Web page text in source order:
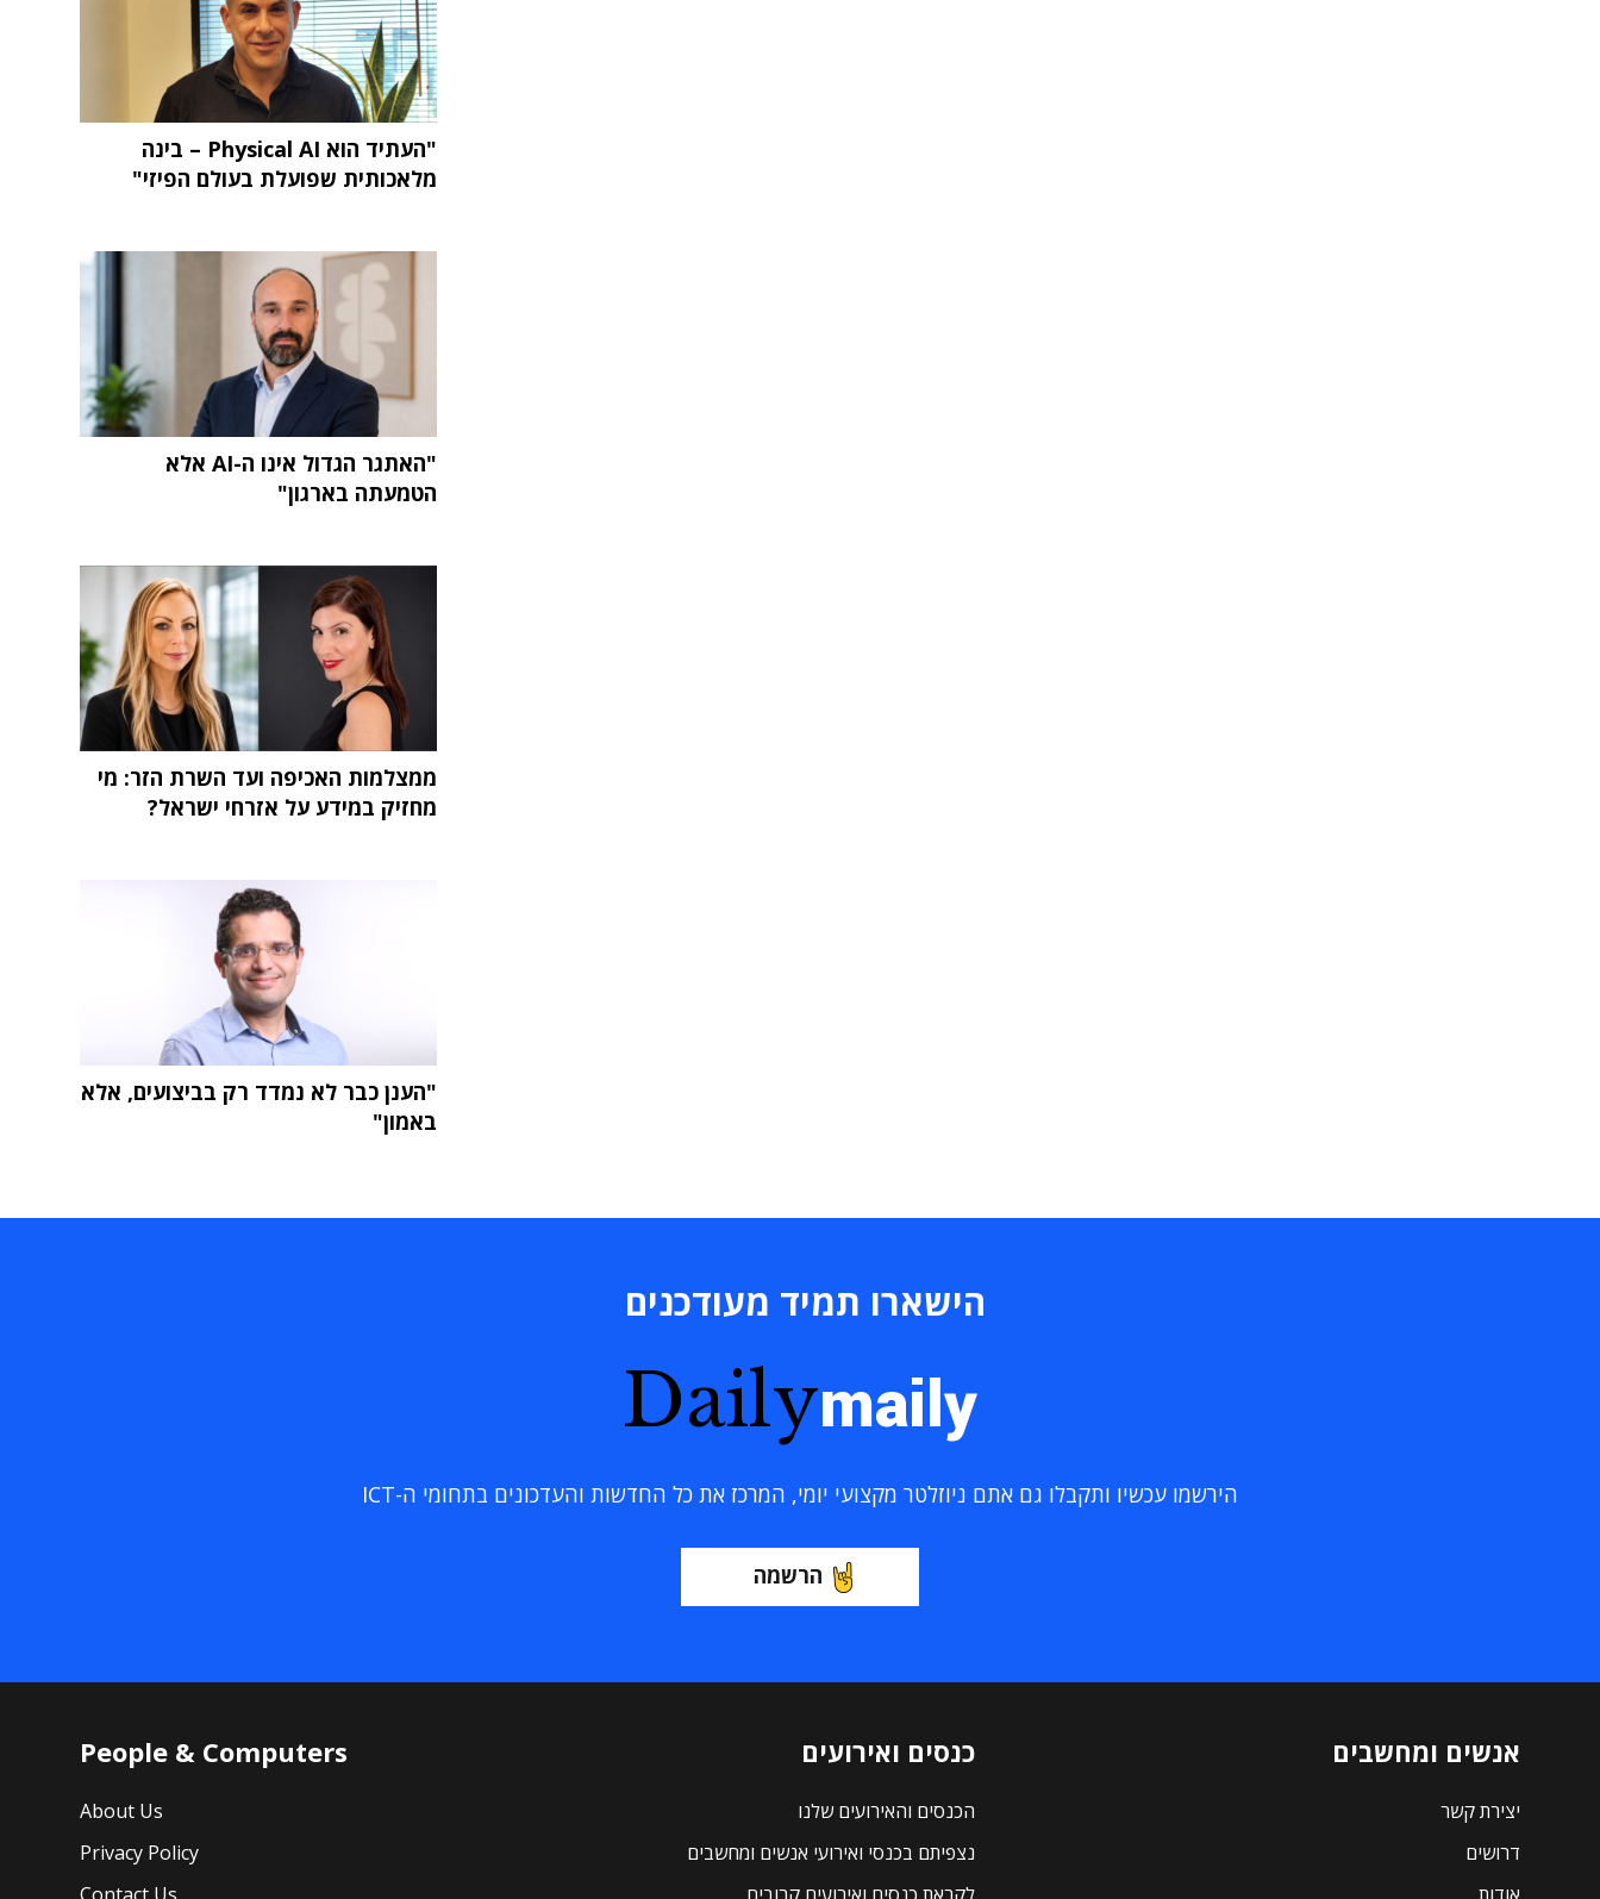
"העתיד הוא Physical AI – בינה
מלאכותית שפועלת בעולם הפיזי"
"האתגר הגדול אינו ה-AI אלא
הטמעתה בארגון"
ממצלמות האכיפה ועד השרת הזר: מי
מחזיק במידע על אזרחי ישראל?
"הענן כבר לא נמדד רק בביצועים, אלא
באמון"
הישארו תמיד מעודכנים
Dailymaily
הירשמו עכשיו ותקבלו גם אתם ניוזלטר מקצועי יומי, המרכז את כל החדשות והעדכונים בתחומי ה-ICT
הרשמה
אנשים ומחשבים
יצירת קשר
דרושים
כנסים ואירועים
הכנסים והאירועים שלנו
נצפיתם בכנסי ואירועי אנשים ומחשבים
People & Computers
About Us
Privacy Policy